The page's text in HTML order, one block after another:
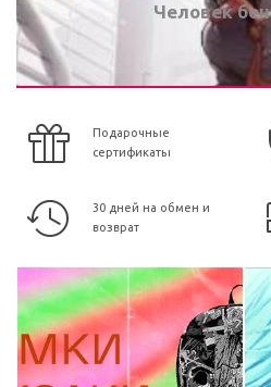
Человек
Подарочные
сертификаты
30 дней на обмен и
возврат